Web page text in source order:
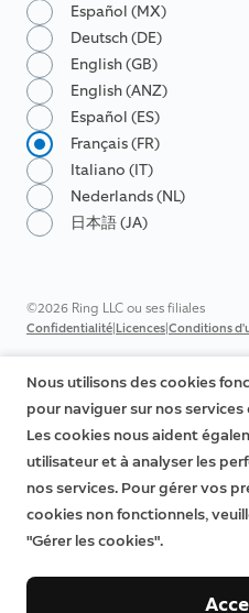
Español (MX)
Deutsch (DE)
English (GB)
English (ANZ)
Español (ES)
Français (FR)
Italiano (IT)
Nederlands (NL)
日本語 (JA)
©2026 Ring LLC ou ses filiales
Confidentialité|Licences|Conditions
Nous utilisons des cookies
pour naviguer sur nos
Les cookies nous aident
utilisateur et à analyser les
nos services. Pour gérer vos
cookies non fonctionnels,
"Gérer les cookies".